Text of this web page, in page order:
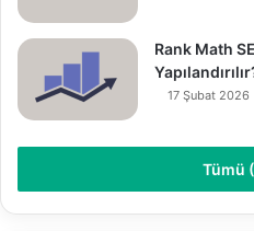
Rank Math
17 Şubat 2026
Tümü